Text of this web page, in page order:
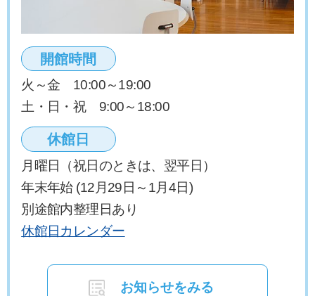
2026/02/17
図書館システム更新に伴う八千代市内全図
書館休館のお知らせ
2026/01/31
図書館システム変更にともなう利用者のペ
ージ等の停止について
2026/01/30
【中央図書館・市民ギャラリー】2月の駐
車場混雑予想日
開館時間
火～金 10:00～19:00
土・日・祝 9:00～18:00
休館日
月曜日（祝日のときは、翌平日）
年末年始 (12月29日～1月4日)
別途館内整理日あり
休館日カレンダー
お知らせをみる